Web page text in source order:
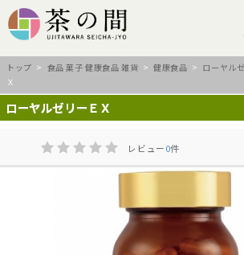
トップ > 食品 菓子 健康食品 雑貨 >健康食品 > ローヤル
Ｘ
ローヤルゼリーＥＸ
レビュー0件